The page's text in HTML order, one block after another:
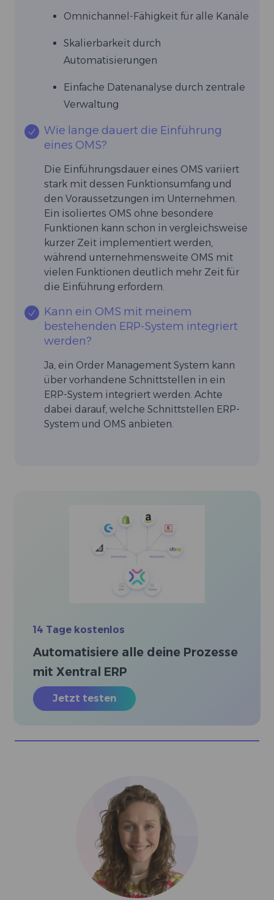
Omnichannel-Fähigkeit für alle Kanäle
Skalierbarkeit durch
Automatisierungen
Einfache Datenanalyse durch zentrale
Verwaltung
Wie lange dauert die Einführung
eines OMS?
Die Einführungsdauer eines OMS variiert
stark mit dessen Funktionsumfang und
den Voraussetzungen im Unternehmen.
Ein isoliertes OMS ohne besondere
Funktionen kann schon in vergleichsweise
kurzer Zeit implementiert werden,
während unternehmensweite OMS mit
vielen Funktionen deutlich mehr Zeit für
die Einführung erfordern.
Kann ein OMS mit meinem
bestehenden ERP-System integriert
werden?
Ja, ein Order Management System kann
über vorhandene Schnittstellen in ein
ERP-System integriert werden. Achte
dabei darauf, welche Schnittstellen ERP-
System und OMS anbieten.
14 Tage kostenlos
Automatisiere alle deine Prozesse
mit Xentral ERP
Jetzt testen